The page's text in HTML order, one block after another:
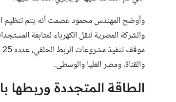
وأوضح المهندس محمود عصمت أنه يتم تنظيم
والقناة، ومصر العليا والوسطى.
الطاقة المتجددة وربطها